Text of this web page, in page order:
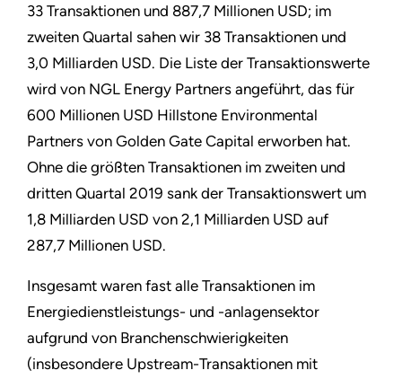
33 Transaktionen und 887,7 Millionen USD; im
zweiten Quartal sahen wir 38 Transaktionen und
3,0 Milliarden USD. Die Liste der Transaktionswerte
wird von NGL Energy Partners angeführt, das für
600 Millionen USD Hillstone Environmental
Partners von Golden Gate Capital erworben hat.
Ohne die größten Transaktionen im zweiten und
dritten Quartal 2019 sank der Transaktionswert um
1,8 Milliarden USD von 2,1 Milliarden USD auf
287,7 Millionen USD.
Insgesamt waren fast alle Transaktionen im
Energiedienstleistungs- und -anlagensektor
aufgrund von Branchenschwierigkeiten
(insbesondere Upstream-Transaktionen mit